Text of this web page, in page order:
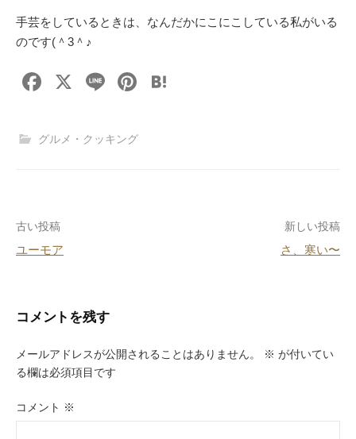
手芸をしているときは、なんだかにこにこしている私がいる
のです(＾3＾♪
F
c
o
k
X
Li
e
Pi
グルメ・クッキング
投
稿
ビ
ゲ
ー
シ
古い投稿
ユーモア
新しい投稿
さ、寒い〜
コメントを残す
メールアドレスが公開されることはありません。 ※ が付いてい
る欄は必須項目です
コメント ※